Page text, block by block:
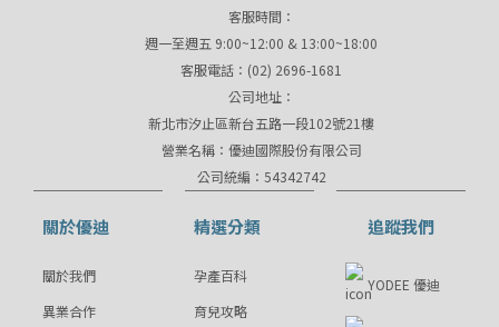
客服時間：
週一至週五 9:00~12:00 & 13:00~18:00
客服電話：(02) 2696-1681
公司地址：
新北市汐止區新台五路一段102號21樓
營業名稱：優迪國際股份有限公司
公司統編：54342742
關於優迪
關於我們
異業合作
精選分類
孕產百科
育兒攻略
追蹤我們
YODEE 優迪